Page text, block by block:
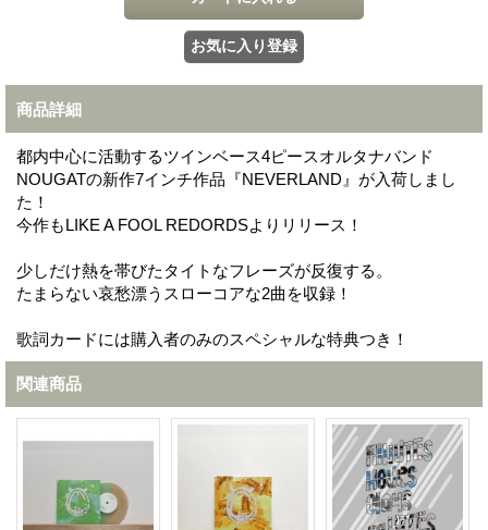
商品詳細
都内中心に活動するツインベース4ピースオルタナバンド
NOUGATの新作7インチ作品『NEVERLAND』が入荷しまし
た！
今作もLIKE A FOOL REDORDSよりリリース！
少しだけ熱を帯びたタイトなフレーズが反復する。
たまらない哀愁漂うスローコアな2曲を収録！
歌詞カードには購入者のみのスペシャルな特典つき！
関連商品